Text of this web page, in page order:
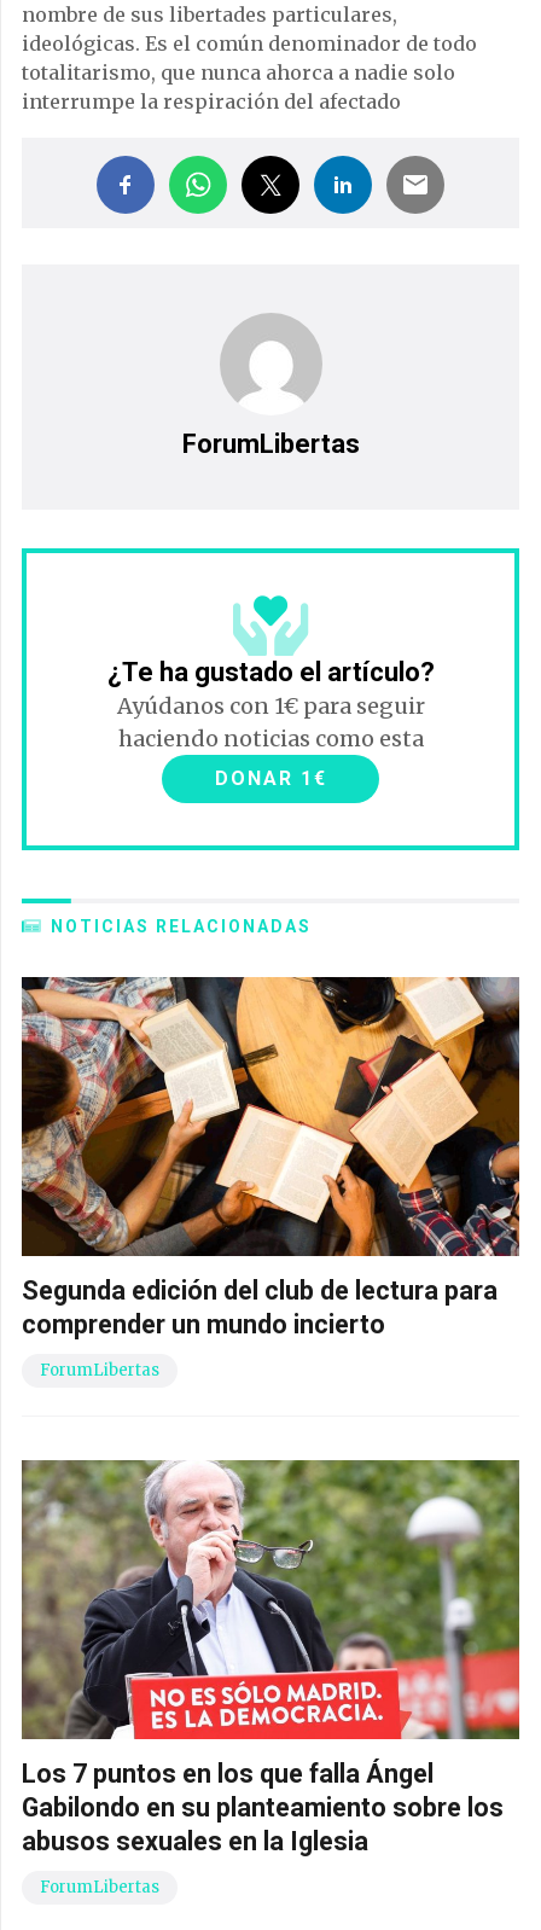
nombre de sus libertades particulares,
ideológicas. Es el común denominador de todo
totalitarismo, que nunca ahorca a nadie solo
interrumpe la respiración del afectado
ForumLibertas
¿Te ha gustado el artículo?
Ayúdanos con 1€ para seguir
haciendo noticias como esta
DONAR 1€
NOTICIAS RELACIONADAS
Segunda edición del club de lectura para
comprender un mundo incierto
ForumLibertas
Los 7 puntos en los que falla Ángel
Gabilondo en su planteamiento sobre los
abusos sexuales en la Iglesia
ForumLibertas